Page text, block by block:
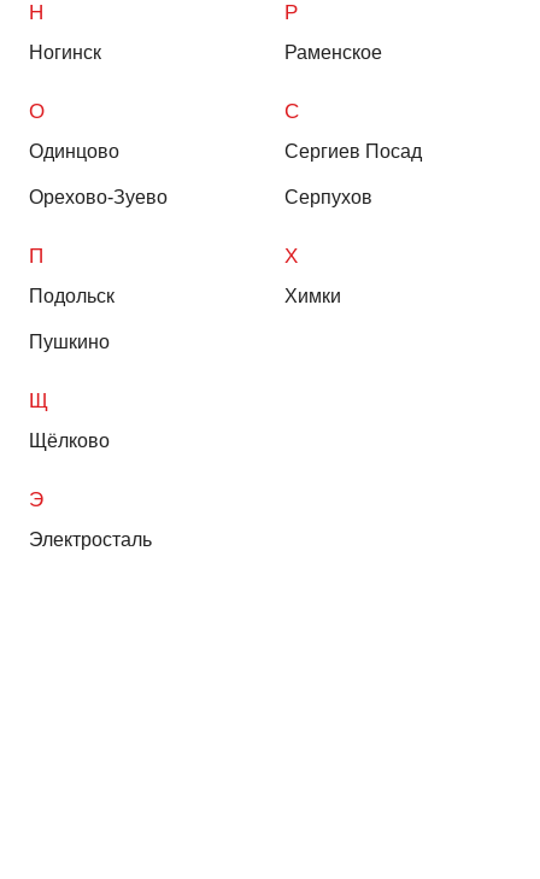
Н
Ногинск
О
Одинцово
Орехово-Зуево
П
Подольск
Пушкино
Р
Раменское
С
Сергиев Посад
Серпухов
Х
Химки
Щ
Щёлково
Э
Электросталь